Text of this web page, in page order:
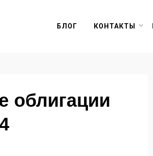
БЛОГ КОНТАКТЫ
облигации